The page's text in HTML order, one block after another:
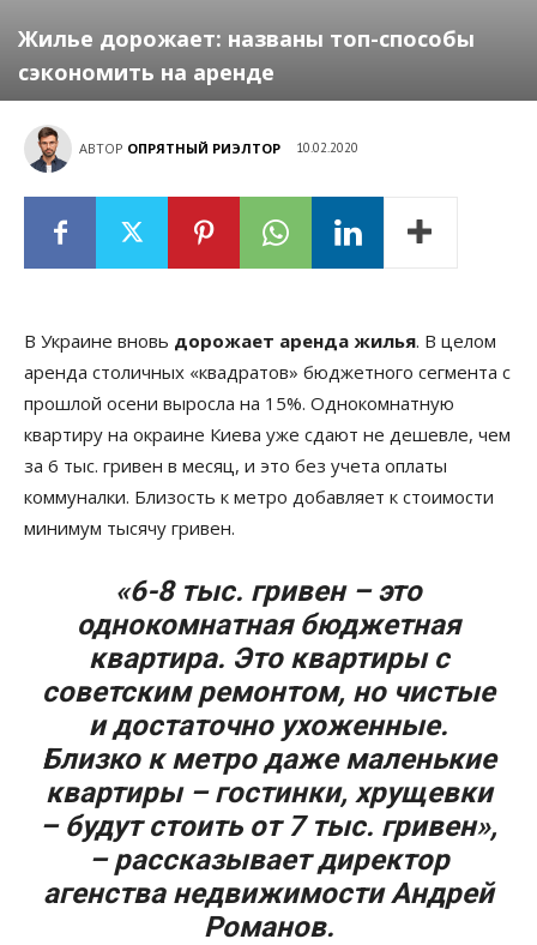
Жилье дорожает: названы топ-способы
сэкономить на аренде
АВТОР ОПРЯТНЫЙ РИЭЛТОР 10.02.2020
В Украине вновь дорожает аренда жилья. В целом
аренда столичных «квадратов» бюджетного сегмента с
прошлой осени выросла на 15%. Однокомнатную
квартиру на окраине Киева уже сдают не дешевле, чем
за 6 тыс. гривен в месяц, и это без учета оплаты
коммуналки. Близость к метро добавляет к стоимости
минимум тысячу гривен.
«6-8 тыс. гривен – это
однокомнатная бюджетная
квартира. Это квартиры с
советским ремонтом, но чистые
и достаточно ухоженные.
Близко к метро ​​даже маленькие
квартиры – гостинки, хрущевки
– будут стоить от 7 тыс. гривен»,
– рассказывает директор
агенства недвижимости Андрей
Романов.